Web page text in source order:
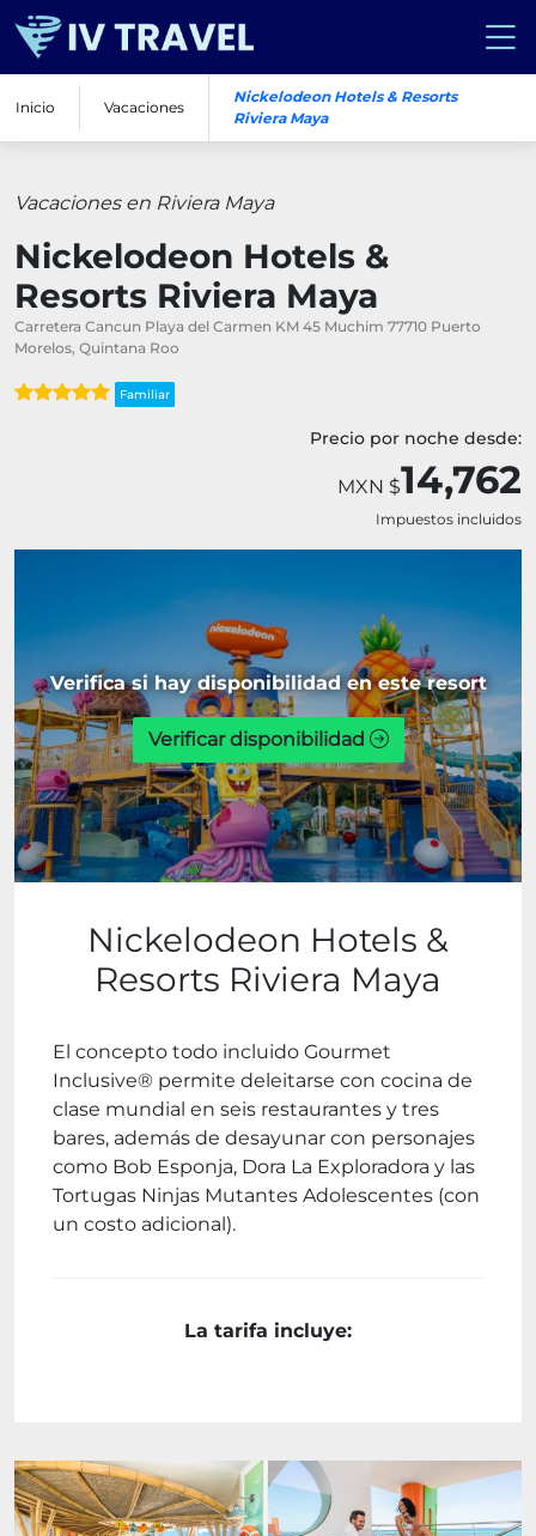
Inicio Vacaciones
Nickelodeon Hotels & Resorts
Riviera Maya
Vacaciones en Riviera Maya
Nickelodeon Hotels &
Resorts Riviera Maya
Carretera Cancun Playa del Carmen KM 45 Muchim 77710 Puerto
Morelos, Quintana Roo
Familiar
Precio por noche desde:
MXN $14,762
Impuestos incluidos
Verifica si hay disponibilidad en este resort
Verificar disponibilidad
Nickelodeon Hotels &
Resorts Riviera Maya
El concepto todo incluido Gourmet
Inclusive® permite deleitarse con cocina de
clase mundial en seis restaurantes y tres
bares, además de desayunar con personajes
como Bob Esponja, Dora La Exploradora y las
Tortugas Ninjas Mutantes Adolescentes (con
un costo adicional).
La tarifa incluye: